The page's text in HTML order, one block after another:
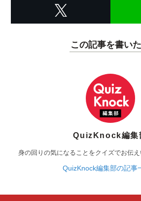
この記事を書い
QuizKnock編集
身の回りの気になることをクイズでお伝え
QuizKnock編集部の記事